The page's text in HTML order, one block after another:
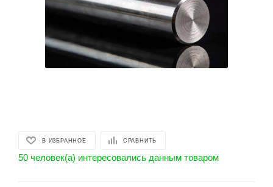
В ИЗБРАННОЕ СРАВНИТЬ
50 человек(а) интересовались данным товаром